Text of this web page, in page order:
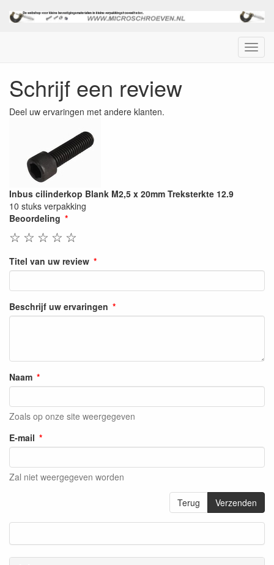
Menu
Schrijf een review
Deel uw ervaringen met andere klanten.
Inbus cilinderkop Blank M2,5 x 20mm Treksterkte 12.9
10 stuks verpakking
Beoordeling
☆
☆
☆
☆
☆
Titel van uw review
Beschrijf uw ervaringen
Naam
Zoals op onze site weergegeven
E-mail
Zal niet weergegeven worden
Terug Verzenden